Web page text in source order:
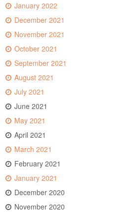
January 2022
December 2021
November 2021
October 2021
September 2021
August 2021
July 2021
June 2021
May 2021
April 2021
March 2021
February 2021
January 2021
December 2020
November 2020